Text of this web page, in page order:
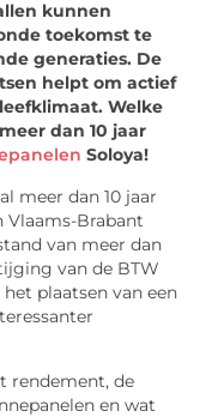
kunnen
toekomst te
generaties. De
helpt om actief
Welke
dan 10 jaar
Soloya!
meer dan 10 jaar
Vlaams-Brabant
van meer dan
van de BTW
plaatsen van een
rendement, de
en wat